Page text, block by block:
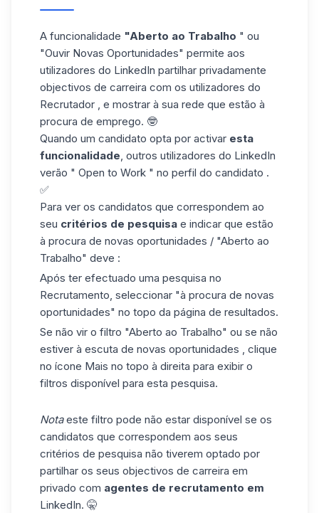
A funcionalidade "Aberto ao Trabalho " ou
"Ouvir Novas Oportunidades" permite aos
utilizadores do LinkedIn partilhar privadamente
objectivos de carreira com os utilizadores do
Recrutador , e mostrar à sua rede que estão à
procura de emprego. 🤓
Quando um candidato opta por activar esta
funcionalidade, outros utilizadores do LinkedIn
verão " Open to Work " no perfil do candidato .
✅
Para ver os candidatos que correspondem ao
seu critérios de pesquisa e indicar que estão
à procura de novas oportunidades / "Aberto ao
Trabalho" deve :
Após ter efectuado uma pesquisa no
Recrutamento, seleccionar "à procura de novas
oportunidades" no topo da página de resultados.
Se não vir o filtro "Aberto ao Trabalho" ou se não
estiver à escuta de novas oportunidades , clique
no ícone Mais no topo à direita para exibir o
filtros disponível para esta pesquisa.
Notaeste filtro pode não estar disponível se os
candidatos que correspondem aos seus
critérios de pesquisa não tiverem optado por
partilhar os seus objectivos de carreira em
privado com agentes de recrutamento em
LinkedIn. 🤫